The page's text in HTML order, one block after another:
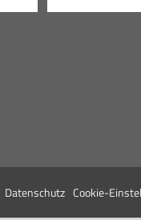
Datenschutz Cookie-